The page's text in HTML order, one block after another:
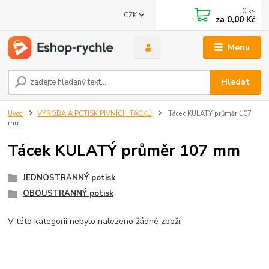
Menu
CZK
Hledat
0 ks
za 0,00 Kč
Úvod VÝROBA A POTISK PIVNÍCH TÁCKŮ
Tácek KULATÝ průměr 107
mm
Tácek KULATÝ průměr 107 mm
JEDNOSTRANNÝ potisk
OBOUSTRANNÝ potisk
V této kategorii nebylo nalezeno žádné zboží.